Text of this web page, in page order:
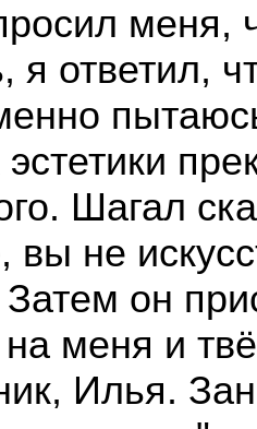
меня,
я ответил,
эстетики
Шагал
вы не
он
меня и
Илья.